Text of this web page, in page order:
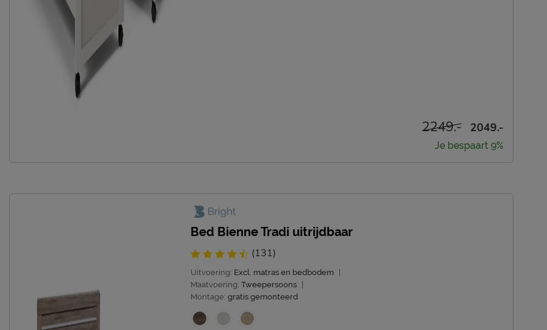
2249.- 2049.-
Je bespaart 9%
Bed Bienne Tradi uitrijdbaar
(131)
Uitvoering: Excl. matras en bedbodem
Maatvoering: Tweepersoons
Montage: gratis gemonteerd